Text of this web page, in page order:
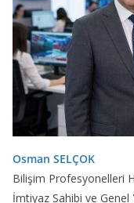
Osman SELÇOK
Bilişim Profesyonelleri
İmtiyaz Sahibi ve Genel